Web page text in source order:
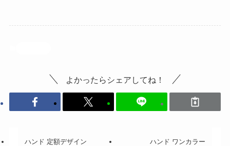
よかったらシェアしてね！
ハンド 定額デザイン ハンド ワンカラー